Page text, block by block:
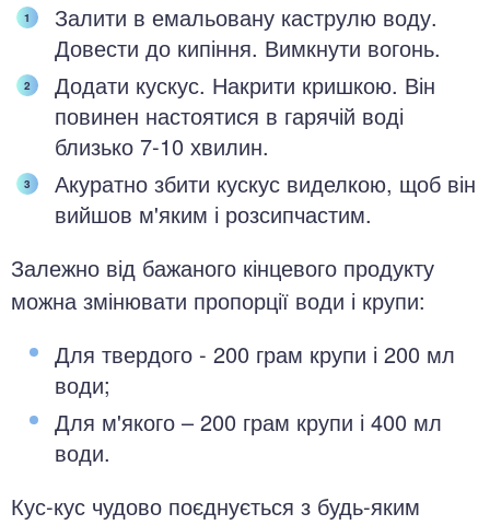
Залити в емальовану каструлю воду.
Довести до кипіння. Вимкнути вогонь.
Додати кускус. Накрити кришкою. Він
повинен настоятися в гарячій воді
близько 7-10 хвилин.
Акуратно збити кускус виделкою, щоб він
вийшов м'яким і розсипчастим.
Залежно від бажаного кінцевого продукту
можна змінювати пропорції води і крупи:
Для твердого - 200 грам крупи і 200 мл
води;
Для м'якого – 200 грам крупи і 400 мл
води.
Кус-кус чудово поєднується з будь-яким